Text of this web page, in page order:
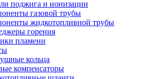
поджига и ионизации
газовой трубы
жидкотопливной трубы
горения
пламени
кольца
компенсаторы